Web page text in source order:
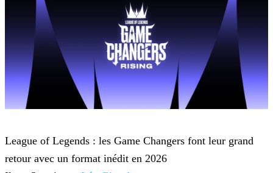
League of Legends : les Game Changers font leur grand
retour avec un format inédit en 2026